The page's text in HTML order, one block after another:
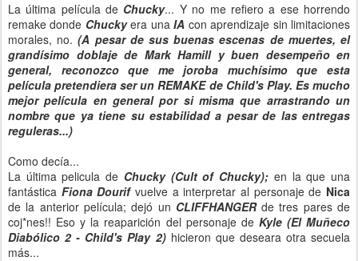
La última película de Chucky... Y no me refiero a ese horrendo
remake donde Chuckyera unaIA con aprendizaje sin limitaciones
morales, no.(A pesar de sus buenas escenas de muertes, el
grandísimo doblaje de Mark Hamill y buen desempeño en
general, reconozco que me joroba muchísimo que esta
película pretendiera ser un REMAKE de Child's Play. Es mucho
mejor película en general por si misma que arrastrando un
nombre que ya tiene su estabilidad a pesar de las entregas
reguleras...)
Como decía...
La última pelicula de Chucky (Cult of Chucky); en la que una
fantástica Fiona Dourifvuelve a interpretar al personaje de Nica
de la anterior película; dejó un CLIFFHANGERde tres pares de
coj*nes!! Eso y la reaparición del personaje de Kyle (El Muñeco
Diabólico 2 - Child's Play 2) hicieron que deseara otra secuela
más...